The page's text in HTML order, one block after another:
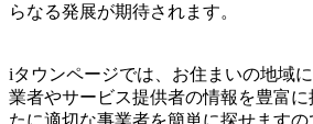
らなる発展が期待されます。
iタウンページでは、お住まいの地域
業者やサービス提供者の情報を豊富